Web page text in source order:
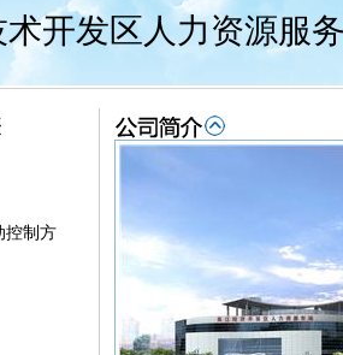
开发区人力资源服
控制方